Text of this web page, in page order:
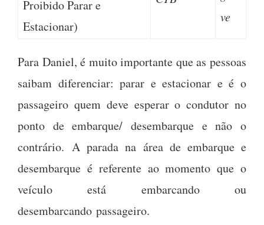
Proibido Parar e
Estacionar)
ve
Para Daniel, é muito importante que as pessoas
saibam diferenciar: parar e estacionar e é o
passageiro quem deve esperar o condutor no
ponto de embarque/ desembarque e não o
contrário. A parada na área de embarque e
desembarque é referente ao momento que o
veículo está embarcando ou
desembarcando passageiro.